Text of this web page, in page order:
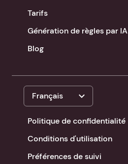
Tarifs
Génération de règles par IA
Blog
Français expand_more
Politique de confidentialité
Conditions d'utilisation
Préférences de suivi